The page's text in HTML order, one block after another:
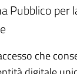
Pubblico per
che